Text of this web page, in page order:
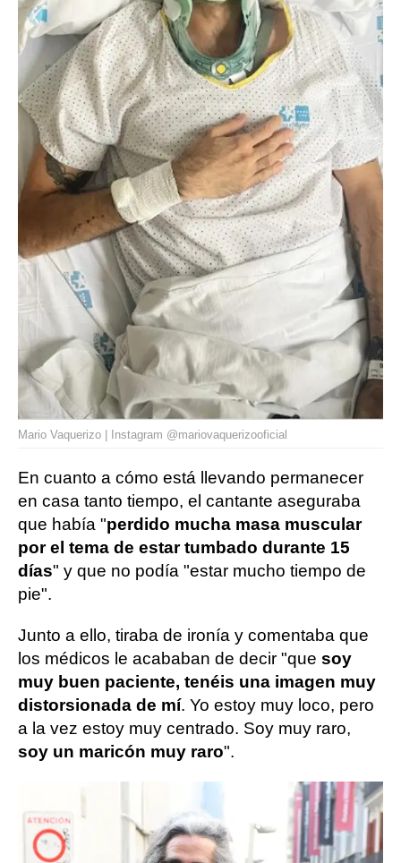
Mario Vaquerizo | Instagram @mariovaquerizooficial
En cuanto a cómo está llevando permanecer
en casa tanto tiempo, el cantante aseguraba
que había "perdido mucha masa muscular
por el tema de estar tumbado durante 15
días" y que no podía "estar mucho tiempo de
pie".
Junto a ello, tiraba de ironía y comentaba que
los médicos le acababan de decir "que soy
muy buen paciente, tenéis una imagen muy
distorsionada de mí. Yo estoy muy loco, pero
a la vez estoy muy centrado. Soy muy raro,
soy un maricón muy raro".